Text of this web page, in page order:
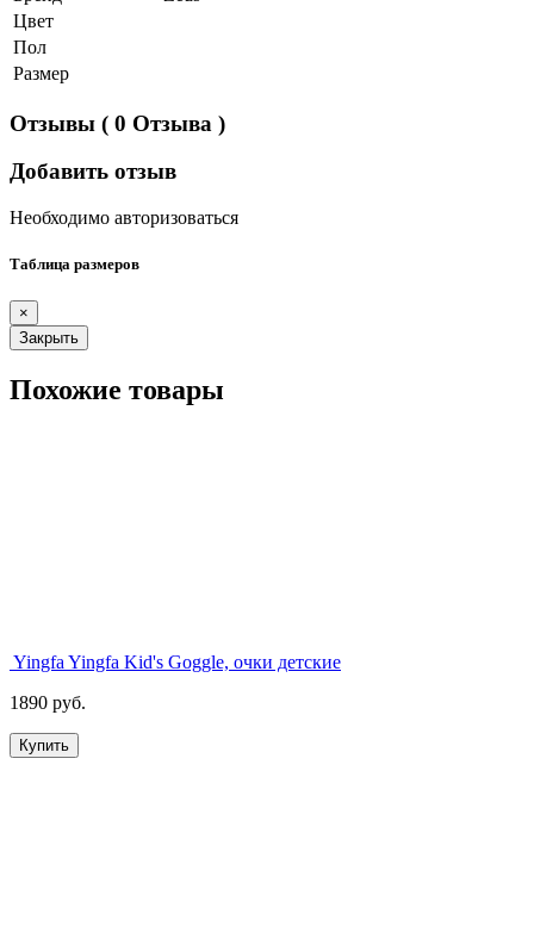
Цвет
Пол
Размер
Отзывы ( 0 Отзыва )
Добавить отзыв
Необходимо авторизоваться
Таблица размеров
×
Закрыть
Похожие товары
Yingfa Yingfa Kid's Goggle, очки детские
1890 руб.
Купить